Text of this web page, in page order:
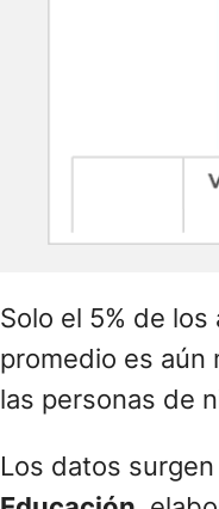
Solo el 5% de
promedio es aún
las personas de
Los datos surgen